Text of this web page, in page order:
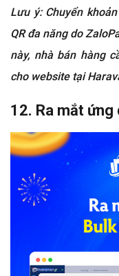
Lưu ý: Chuyển
QR đa năng do
này, nhà bán hàng
cho website tại
12. Ra mắt ứng